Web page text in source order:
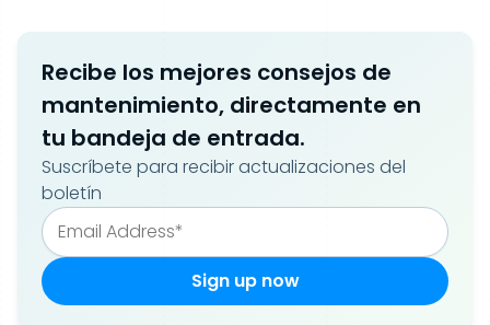
Recibe los mejores consejos de
mantenimiento, directamente en
tu bandeja de entrada.
Suscríbete para recibir actualizaciones del
boletín